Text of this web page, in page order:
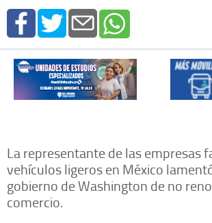
La representante de las empresas
vehículos ligeros en México
gobierno de Washington de no
comercio.